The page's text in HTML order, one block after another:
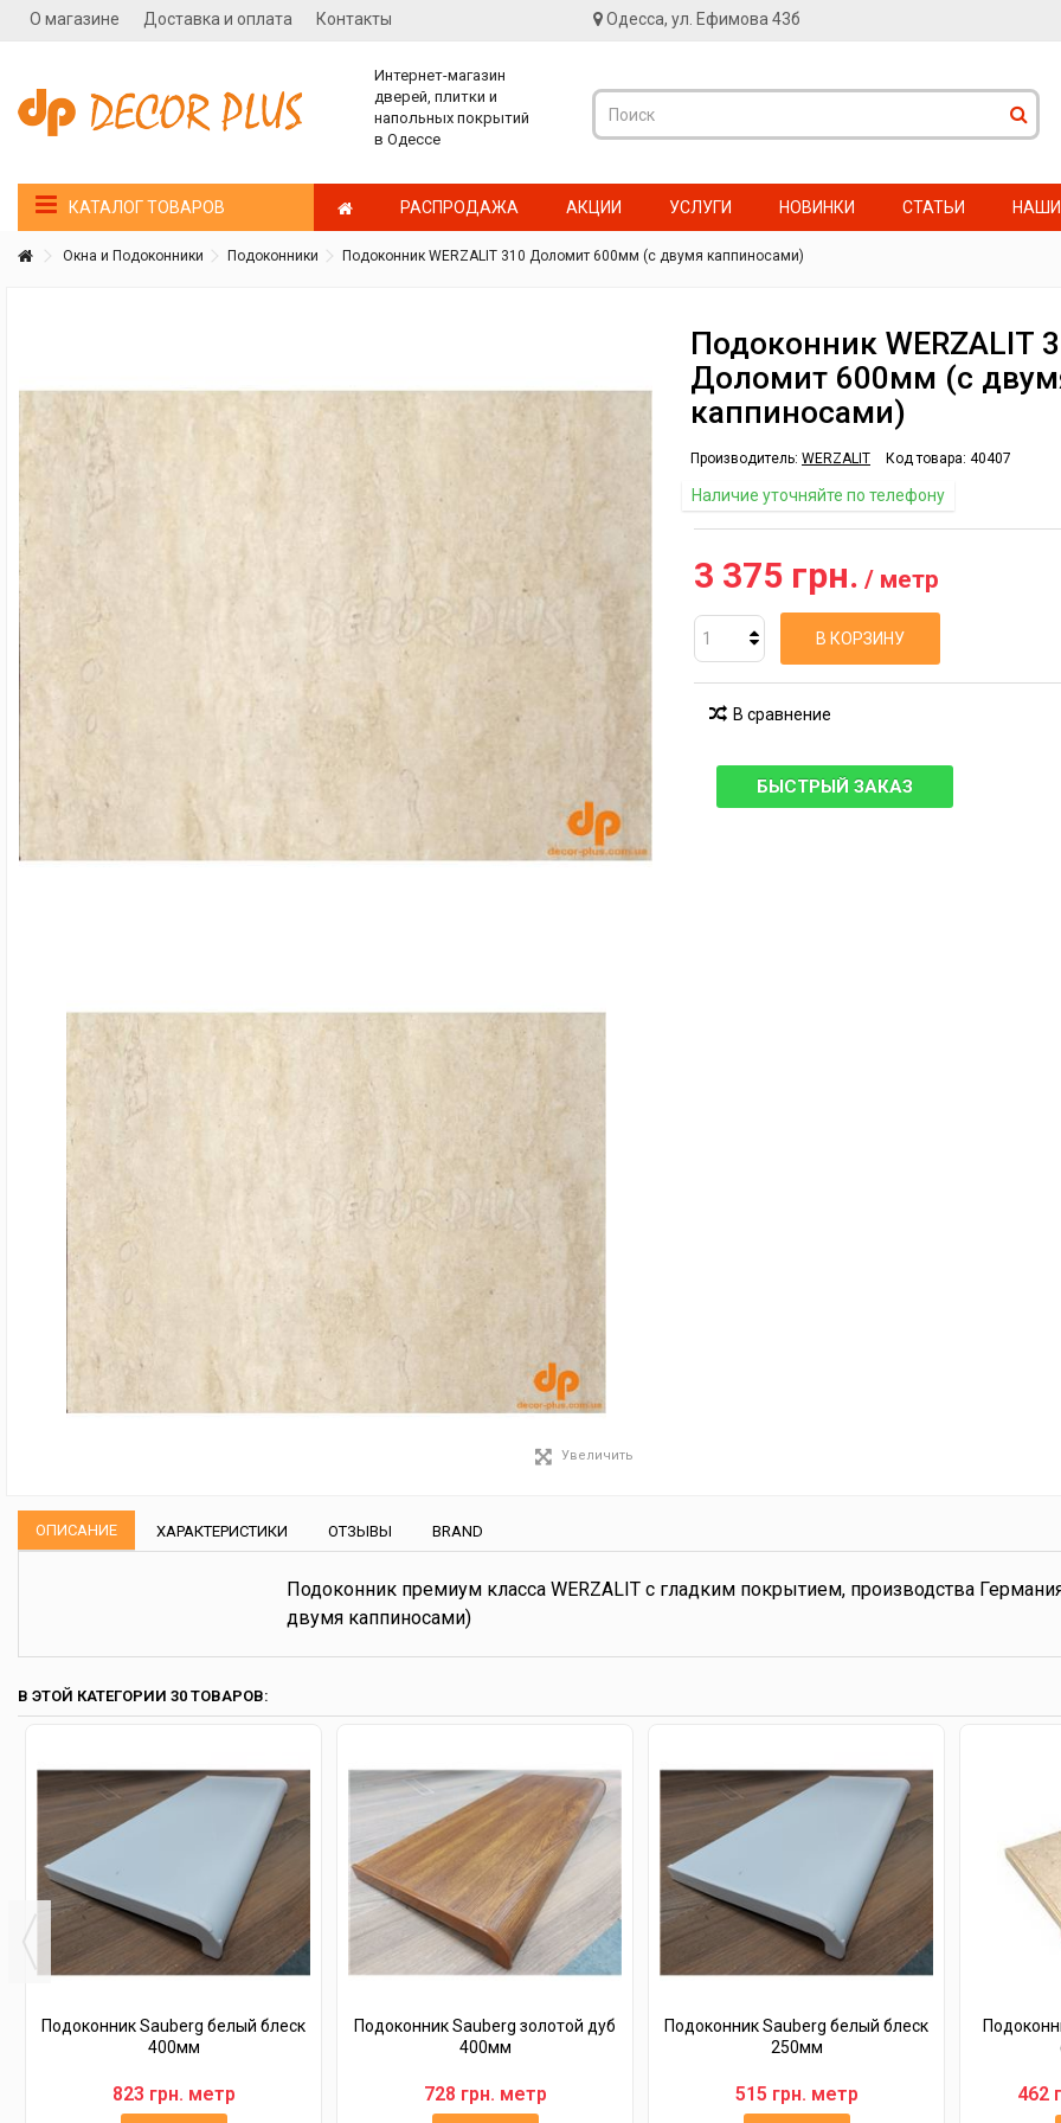
О магазине Доставка и оплата Контакты Одесса, ул. Ефимова 43б
Интернет-магазин
дверей, плитки и
напольных покрытий
в Одессе
КАТАЛОГ ТОВАРОВ РАСПРОДАЖА АКЦИИ УСЛУГИ НОВИНКИ СТАТЬИ
Окна и Подоконники Подоконники Подоконник WERZALIT 310 Доломит 600мм (с двумя каппиносами)
Увеличить
Подоконник WERZALIT
Доломит 600мм (с
каппиносами)
Производитель: WERZALIT Код товара: 40407
Наличие уточняйте по телефону
3 375 грн. / метр
В КОРЗИНУ
В сравнение
БЫСТРЫЙ ЗАКАЗ
ОПИСАНИЕ ХАРАКТЕРИСТИКИ ОТЗЫВЫ BRAND
Подоконник премиум класса WERZALIT с гладким покрытием, производства
двумя каппиносами)
В ЭТОЙ КАТЕГОРИИ 30 ТОВАРОВ:
Подоконник Sauberg белый блеск
400мм
823 грн. метр
Подоконник Sauberg золотой дуб
400мм
728 грн. метр
Подоконник Sauberg белый блеск
250мм
515 грн. метр 462